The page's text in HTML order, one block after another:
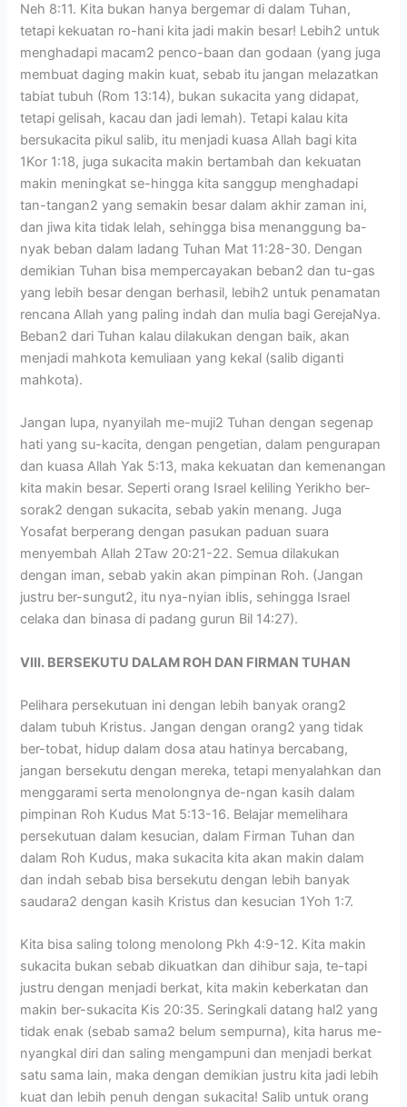
Neh 8:11. Kita bukan hanya bergemar di dalam Tuhan,
tetapi kekuatan ro-hani kita jadi makin besar! Lebih2 untuk
menghadapi macam2 penco-baan dan godaan (yang juga
membuat daging makin kuat, sebab itu jangan melazatkan
tabiat tubuh (Rom 13:14), bukan sukacita yang didapat,
tetapi gelisah, kacau dan jadi lemah). Tetapi kalau kita
bersukacita pikul salib, itu menjadi kuasa Allah bagi kita
1Kor 1:18, juga sukacita makin bertambah dan kekuatan
makin meningkat se-hingga kita sanggup menghadapi
tan-tangan2 yang semakin besar dalam akhir zaman ini,
dan jiwa kita tidak lelah, sehingga bisa menanggung ba-
nyak beban dalam ladang Tuhan Mat 11:28-30. Dengan
demikian Tuhan bisa mempercayakan beban2 dan tu-gas
yang lebih besar dengan berhasil, lebih2 untuk penamatan
rencana Allah yang paling indah dan mulia bagi GerejaNya.
Beban2 dari Tuhan kalau dilakukan dengan baik, akan
menjadi mahkota kemuliaan yang kekal (salib diganti
mahkota).
Jangan lupa, nyanyilah me-muji2 Tuhan dengan segenap
hati yang su-kacita, dengan pengetian, dalam pengurapan
dan kuasa Allah Yak 5:13, maka kekuatan dan kemenangan
kita makin besar. Seperti orang Israel keliling Yerikho ber-
sorak2 dengan sukacita, sebab yakin menang. Juga
Yosafat berperang dengan pasukan paduan suara
menyembah Allah 2Taw 20:21-22. Semua dilakukan
dengan iman, sebab yakin akan pimpinan Roh. (Jangan
justru ber-sungut2, itu nya-nyian iblis, sehingga Israel
celaka dan binasa di padang gurun Bil 14:27).
VIII. BERSEKUTU DALAM ROH DAN FIRMAN TUHAN
Pelihara persekutuan ini dengan lebih banyak orang2
dalam tubuh Kristus. Jangan dengan orang2 yang tidak
ber-tobat, hidup dalam dosa atau hatinya bercabang,
jangan bersekutu dengan mereka, tetapi menyalahkan dan
menggarami serta menolongnya de-ngan kasih dalam
pimpinan Roh Kudus Mat 5:13-16. Belajar memelihara
persekutuan dalam kesucian, dalam Firman Tuhan dan
dalam Roh Kudus, maka sukacita kita akan makin dalam
dan indah sebab bisa bersekutu dengan lebih banyak
saudara2 dengan kasih Kristus dan kesucian 1Yoh 1:7.
Kita bisa saling tolong menolong Pkh 4:9-12. Kita makin
sukacita bukan sebab dikuatkan dan dihibur saja, te-tapi
justru dengan menjadi berkat, kita makin keberkatan dan
makin ber-sukacita Kis 20:35. Seringkali datang hal2 yang
tidak enak (sebab sama2 belum sempurna), kita harus me-
nyangkal diri dan saling mengampuni dan menjadi berkat
satu sama lain, maka dengan demikian justru kita jadi lebih
kuat dan lebih penuh dengan sukacita! Salib untuk orang